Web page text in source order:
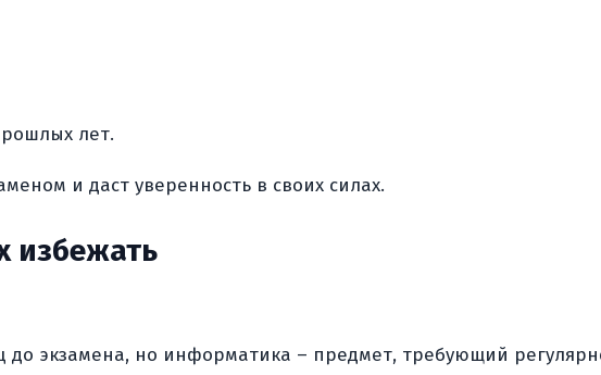
лет.
и даст уверенность в своих силах.
избежать
до экзамена, но информатика – предмет, требующий